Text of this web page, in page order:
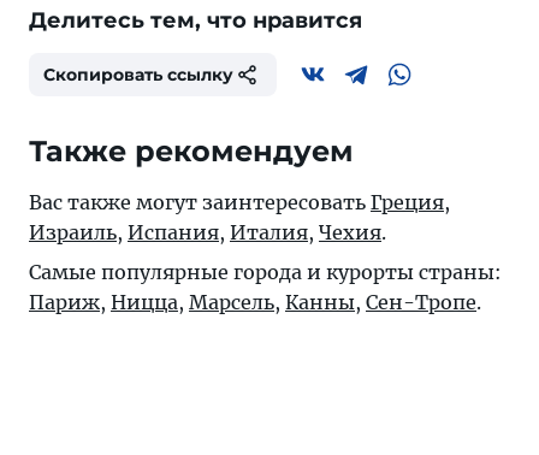
Делитесь тем, что нравится
Скопировать ссылку
Также рекомендуем
Вас также могут заинтересовать Греция,
Израиль, Испания, Италия, Чехия.
Самые популярные города и курорты страны:
Париж, Ницца, Марсель, Канны, Сен-Тропе.